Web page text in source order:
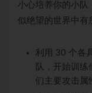
小心培养你的小队
似绝望的世界中有
利用 30 个各
队，开始训
们主要攻击属